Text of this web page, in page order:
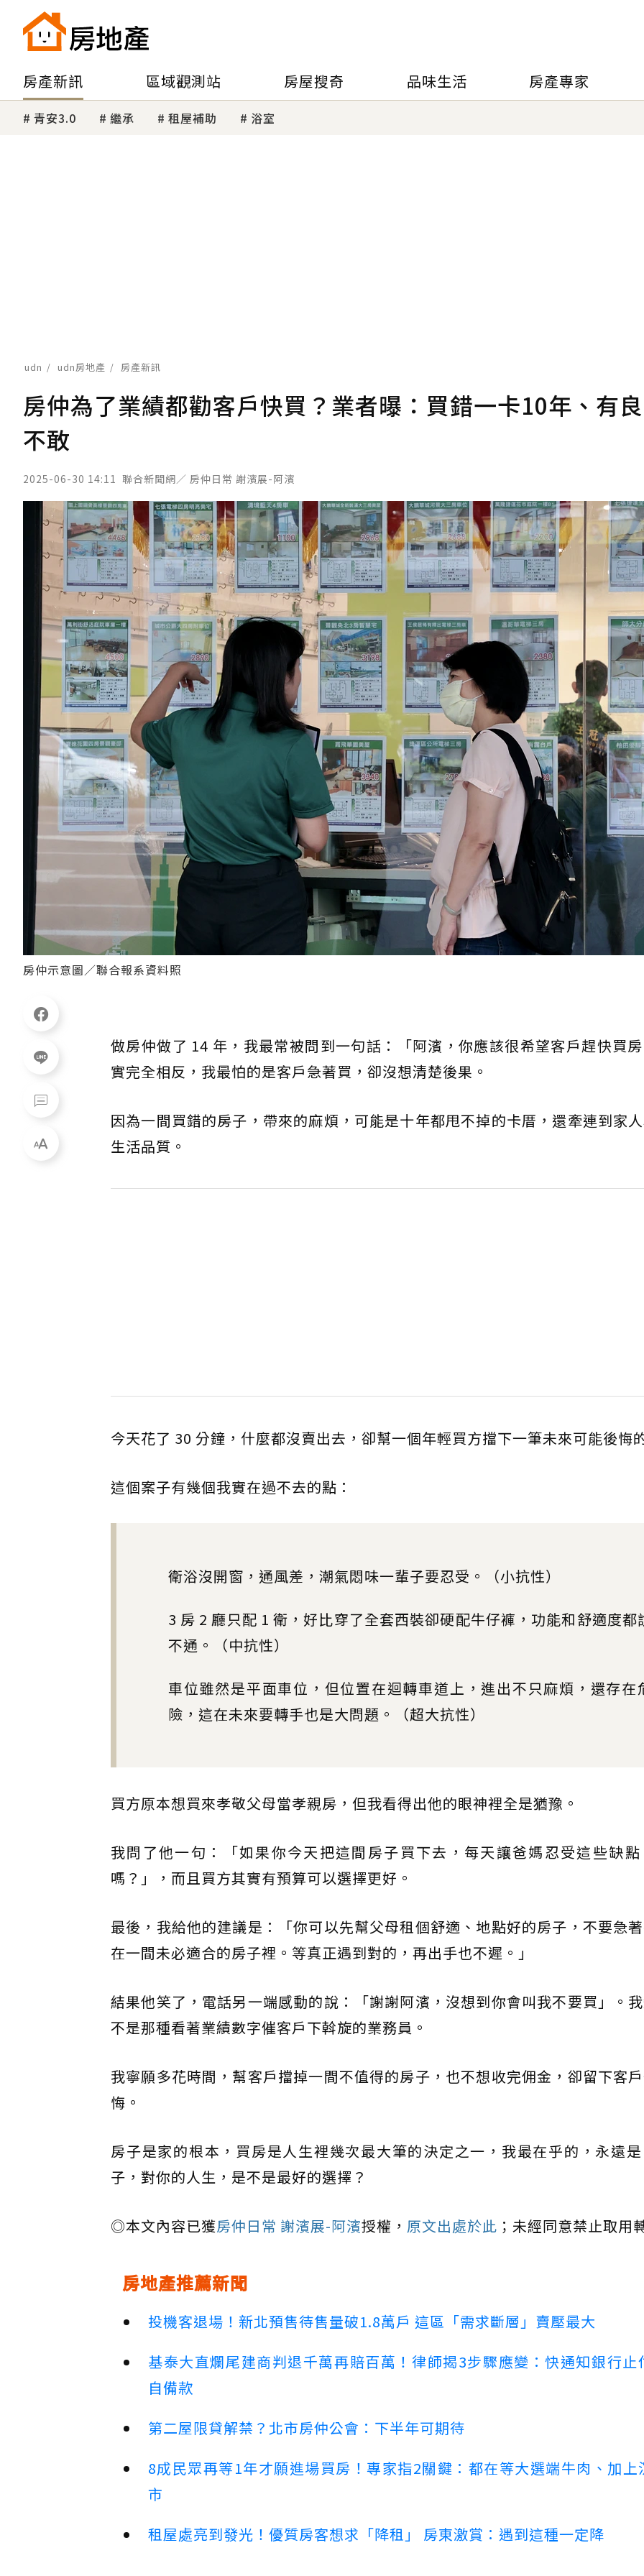
房產新訊 區域觀測站 房屋搜奇 品味生活 房產專家
青安3.0 繼承 租屋補助 浴室
udn udn房地產 房產新訊
房仲為了業績都勸客戶快買？業者曝：買錯一卡10年、有
不敢
2025-06-30 14:11 聯合新聞網／ 房仲日常 謝濱展-阿濱
房仲示意圖／聯合報系資料照
做房仲做了 14 年，我最常被問到一句話：「阿濱，你應該很希望客戶趕快買
實完全相反，我最怕的是客戶急著買，卻沒想清楚後果。
因為一間買錯的房子，帶來的麻煩，可能是十年都甩不掉的卡厝，還牽連到家
生活品質。
今天花了 30 分鐘，什麼都沒賣出去，卻幫一個年輕買方擋下一筆未來可能後悔
這個案子有幾個我實在過不去的點：
衛浴沒開窗，通風差，潮氣悶味一輩子要忍受。（小抗性）
3 房 2 廳只配 1 衛，好比穿了全套西裝卻硬配牛仔褲，功能和舒適度都
不通。（中抗性）
車位雖然是平面車位，但位置在迴轉車道上，進出不只麻煩，還存在
險，這在未來要轉手也是大問題。（超大抗性）
買方原本想買來孝敬父母當孝親房，但我看得出他的眼神裡全是猶豫。
我問了他一句：「如果你今天把這間房子買下去，每天讓爸媽忍受這些缺
嗎？」，而且買方其實有預算可以選擇更好。
最後，我給他的建議是：「你可以先幫父母租個舒適、地點好的房子，不要急
在一間未必適合的房子裡。等真正遇到對的，再出手也不遲。」
結果他笑了，電話另一端感動的說：「謝謝阿濱，沒想到你會叫我不要買」。
不是那種看著業績數字催客戶下斡旋的業務員。
我寧願多花時間，幫客戶擋掉一間不值得的房子，也不想收完佣金，卻留下客
悔。
房子是家的根本，買房是人生裡幾次最大筆的決定之一，我最在乎的，永遠
子，對你的人生，是不是最好的選擇？
◎本文內容已獲房仲日常 謝濱展-阿濱授權， 原文出處於此 ；未經同意禁止取用
房地產推薦新聞
投機客退場！新北預售待售量破1.8萬戶 這區「需求斷層」賣壓最大
基泰大直爛尾建商判退千萬再賠百萬！律師揭3步驟應變：快通知銀行止
自備款
第二屋限貸解禁？北市房仲公會：下半年可期待
8成民眾再等1年才願進場買房！專家指2關鍵：都在等大選端牛肉、加上
市
租屋處亮到發光！優質房客想求「降租」 房東激賞：遇到這種一定降